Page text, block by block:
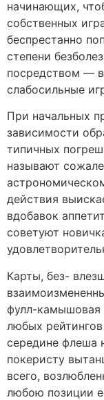
начинающих,
собственных
беспрестанно
степени
посредством —
слабосильные
При начальных
зависимости
типичных
называют
действия
вдобавок
советуют
Карты, без-
фулл-камышовая
любых
середине флеша
покеристу
всего,
любою позиции